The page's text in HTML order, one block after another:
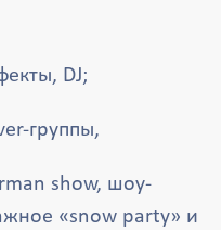
DJ;
группы,
show, шоу-
«snow party» и